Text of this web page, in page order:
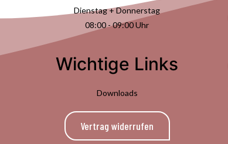
Dienstag + Donnerstag
08:00 - 09:00 Uhr
Wichtige Links
Downloads
Vertrag widerrufen